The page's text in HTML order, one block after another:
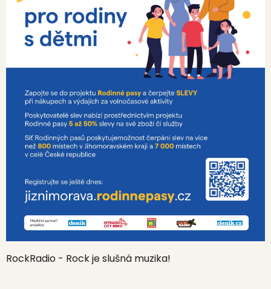
RockRadio - Rock je slušná muzika!